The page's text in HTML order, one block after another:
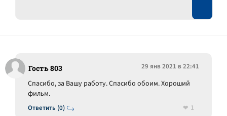
Гость 803 29 янв 2021 в 22:41
Ответить (0)
Спасибо, за Вашу работу. Спасибо обоим. Хороший
фильм.
1